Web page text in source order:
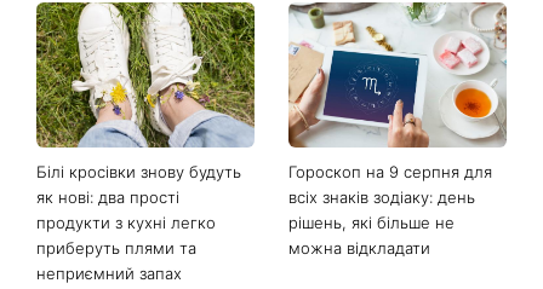
Білі кросівки знову будуть
як нові: два прості
продукти з кухні легко
приберуть плями та
неприємний запах
Гороскоп на 9 серпня для
всіх знаків зодіаку: день
рішень, які більше не
можна відкладати